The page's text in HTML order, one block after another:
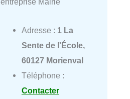
Adresse : 1 La
Sente de l'École,
60127 Morienval
Téléphone :
Contacter